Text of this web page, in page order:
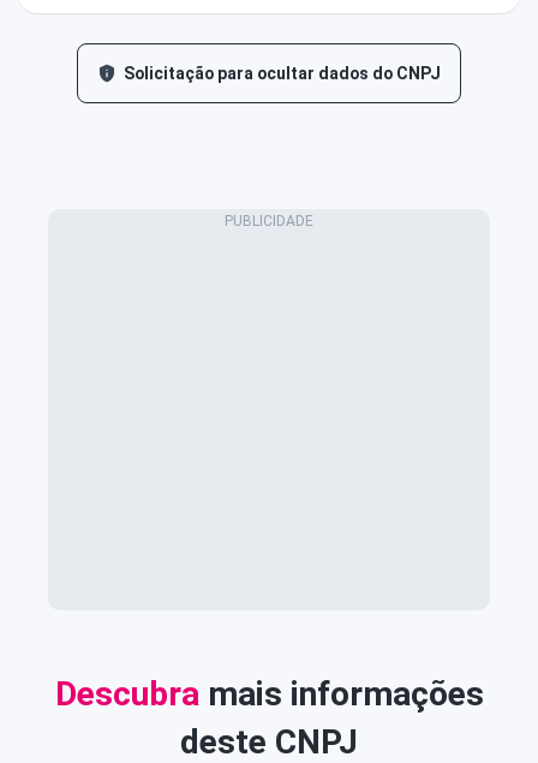
Solicitação para ocultar dados do CNPJ
Descubra mais informações
deste CNPJ